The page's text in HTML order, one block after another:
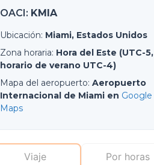
OACI: KMIA
Ubicación: Miami, Estados Unidos
Zona horaria: Hora del Este (UTC-5,
horario de verano UTC-4)
Mapa del aeropuerto: Aeropuerto
Internacional de Miami en Google
Maps